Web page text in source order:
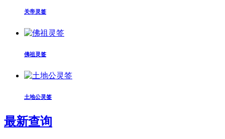
关帝灵签
佛祖灵签
土地公灵签
最新查询